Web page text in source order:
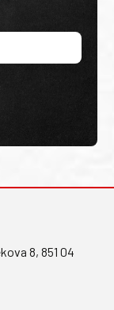
8, 851 04